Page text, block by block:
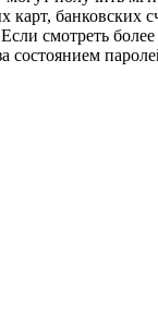
банковских
смотреть
состоянием